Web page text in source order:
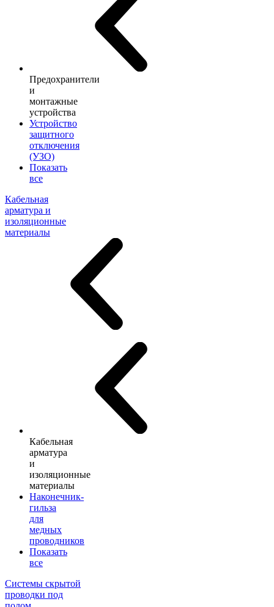
Предохранители
и
монтажные
устройства
Устройство
защитного
отключения
(УЗО)
Показать
все
Кабельная
арматура и
изоляционные
материалы
Кабельная
арматура
и
изоляционные
материалы
Наконечник-
гильза
для
медных
проводников
Показать
все
Системы скрытой
проводки под